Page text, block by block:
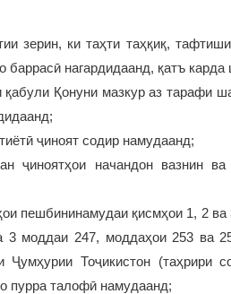
зерин, ки таҳти таҳқиқ,
баррасӣ нагардидаанд, қатъ карда
қабули Қонуни мазкур аз тарафи
ҷиноят содир намудаанд;
ҷиноятҳои начандон вазнин
пешбининамудаи қисмҳои 1, 2
3 моддаи 247, моддаҳои 253 ва
Ҷумҳурии Тоҷикистон (таҳрири
пурра талофӣ намудаанд;